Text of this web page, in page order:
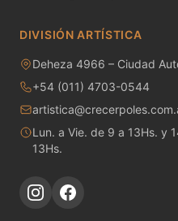
MAYCO STROKE &
Metales preciosos y
Moldes de yeso
DIVISIÓN ARTÍSTICA
Deheza 4966 – Ciudad
+54 (011) 4703-0544
Lun. a Vie. de 9 a 13Hs. y
13Hs.